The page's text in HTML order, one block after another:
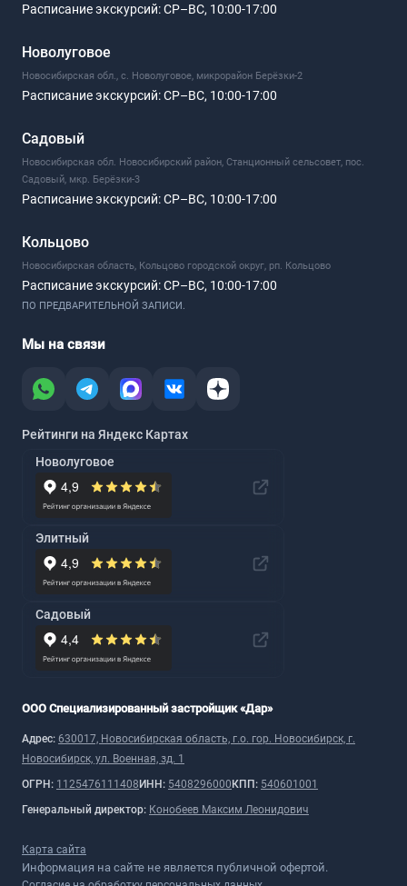
Расписание экскурсий:СР–ВС, 10:00-17:00
Новолуговое
Новосибирская обл., с. Новолуговое, микрорайон Берёзки-2
Расписание экскурсий:СР–ВС, 10:00-17:00
Садовый
Новосибирская обл. Новосибирский район, Станционный сельсовет, пос.
Садовый, мкр. Берёзки-3
Расписание экскурсий:СР–ВС, 10:00-17:00
Кольцово
Новосибирская область, Кольцово городской округ, рп. Кольцово
Расписание экскурсий:СР–ВС, 10:00-17:00
ПО ПРЕДВАРИТЕЛЬНОЙ ЗАПИСИ.
Мы на связи
Рейтинги на Яндекс Картах
Новолуговое
Элитный
Садовый
ООО Специализированный застройщик «Дар»
Адрес: 630017, Новосибирская область, г.о. гор. Новосибирск, г.
Новосибирск, ул. Военная, зд. 1
ОГРН: 1125476111408 ИНН: 5408296000 КПП: 540601001
Генеральный директор: Конобеев Максим Леонидович
Карта сайта
Информация на сайте не является публичной офертой.